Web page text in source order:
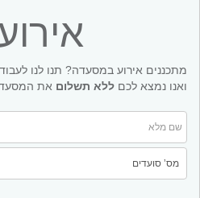
מתכננים אירוע במסעדה? תנו לנו
ואנו נמצא לכם ללא תשלום את